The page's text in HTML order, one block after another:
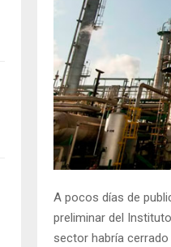
A pocos días de
preliminar del
sector habría cerrado